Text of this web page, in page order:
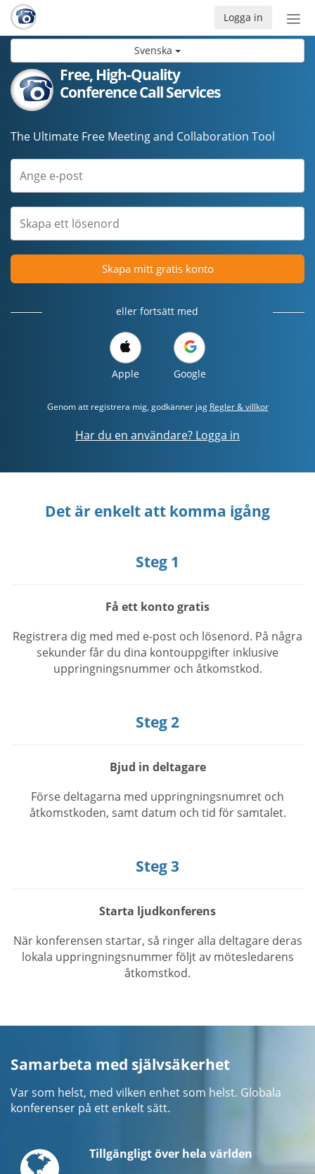
Svenska
Logga in
Free, High-Quality
Conference Call Services
The Ultimate Free Meeting and Collaboration Tool
Skapa mitt gratis konto
eller fortsätt med
Apple Google
Genom att registrera mig, godkänner jag Regler & villkor
Har du en användare? Logga in
Det är enkelt att komma igång
Steg 1
Få ett konto gratis
Registrera dig med med e-post och lösenord. På några
sekunder får du dina kontouppgifter inklusive
uppringningsnummer och åtkomstkod.
Steg 2
Bjud in deltagare
Förse deltagarna med uppringningsnumret och
åtkomstkoden, samt datum och tid för samtalet.
Steg 3
Starta ljudkonferens
När konferensen startar, så ringer alla deltagare deras
lokala uppringningsnummer följt av mötesledarens
åtkomstkod.
Samarbeta med självsäkerhet
Var som helst, med vilken enhet som helst. Globala
konferenser på ett enkelt sätt.
GlobeTillgängligt över hela världen